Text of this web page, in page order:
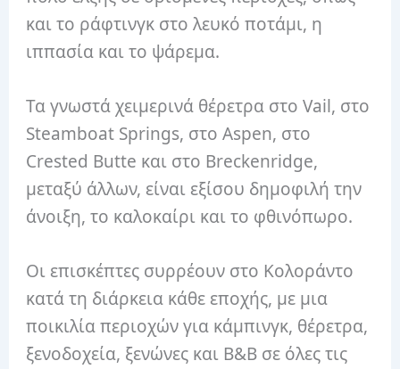
και το ράφτινγκ στο λευκό ποτάμι, η
ιππασία και το ψάρεμα.
Τα γνωστά χειμερινά θέρετρα στο Vail, στο
Steamboat Springs, στο Aspen, στο
Crested Butte και στο Breckenridge,
μεταξύ άλλων, είναι εξίσου δημοφιλή την
άνοιξη, το καλοκαίρι και το φθινόπωρο.
Οι επισκέπτες συρρέουν στο Κολοράντο
κατά τη διάρκεια κάθε εποχής, με μια
ποικιλία περιοχών για κάμπινγκ, θέρετρα,
ξενοδοχεία, ξενώνες και B&B σε όλες τις